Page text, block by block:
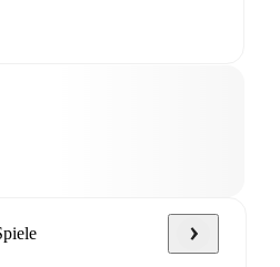
Spiele